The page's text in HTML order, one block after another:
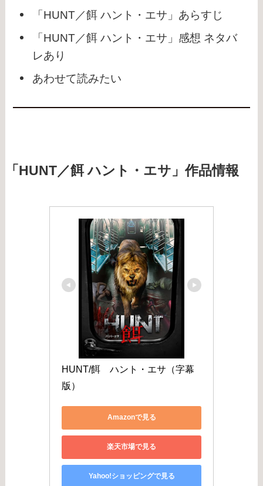
「HUNT／餌 ハント・エサ」あらすじ
「HUNT／餌 ハント・エサ」感想 ネタバ
レあり
あわせて読みたい
「HUNT／餌 ハント・エサ」作品情報
HUNT/餌　ハント・エサ（字幕
版）
Amazonで見る
楽天市場で見る
Yahoo!ショッピングで見る